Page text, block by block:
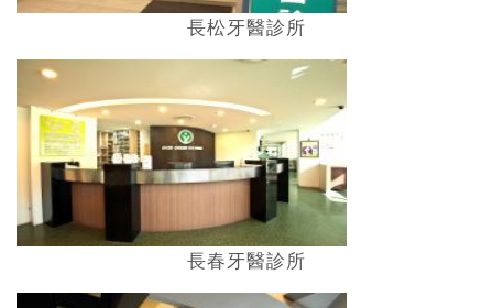
長松牙醫診所
長春牙醫診所